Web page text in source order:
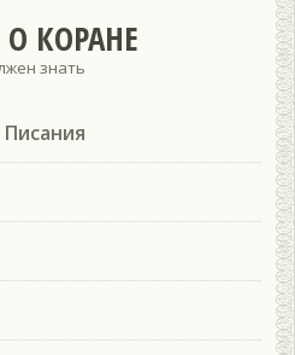
О КОРАНЕ
знать